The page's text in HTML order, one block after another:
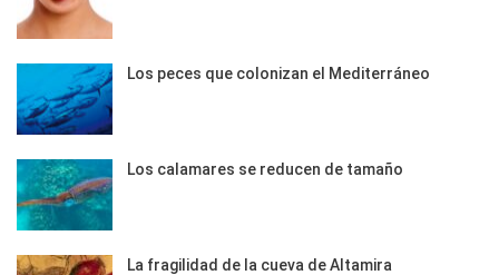
Los peces que colonizan el Mediterráneo
Los calamares se reducen de tamaño
La fragilidad de la cueva de Altamira